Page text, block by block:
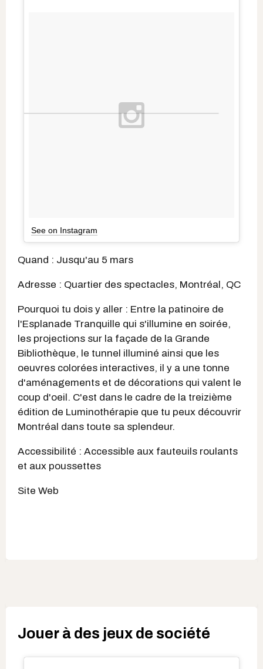
See on Instagram
Quand : Jusqu'au 5 mars
Adresse : Quartier des spectacles, Montréal, QC
Pourquoi tu dois y aller : Entre la patinoire de
l'Esplanade Tranquille qui s'illumine en soirée,
les projections sur la façade de la Grande
Bibliothèque, le tunnel illuminé ainsi que les
oeuvres colorées interactives, il y a une tonne
d'aménagements et de décorations qui valent le
coup d'oeil. C'est dans le cadre de la treizième
édition de Luminothérapie que tu peux découvrir
Montréal dans toute sa splendeur.
Accessibilité : Accessible aux fauteuils roulants
et aux poussettes
Site Web
Jouer à des jeux de société